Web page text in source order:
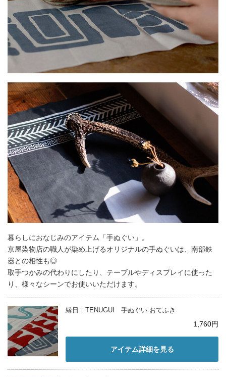
暮らしにおなじみのアイテム「手ぬぐい」。
京屋染物店の職人が染め上げるオリジナルの手ぬぐいは、南部鉄
器との相性も◎
取手つかみの代わりにしたり、テーブルやディスプレイに使った
り、様々なシーンでお使いいただけます。
縁日｜TENUGUI 手ぬぐい おてふき
1,760円
アイテム詳細を見る